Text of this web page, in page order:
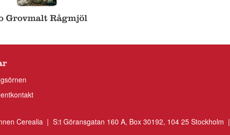
Grovmalt Rågmjöl
Cerealia | S:t Göransgatan 160 A, Box 30192, 104 25 Stockholm |